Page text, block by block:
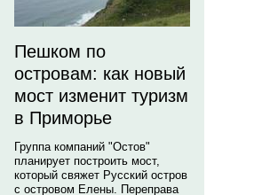
Пешком по
островам: как новый
мост изменит туризм
в Приморье
Группа компаний "Остов"
планирует построить мост,
который свяжет Русский остров
с островом Елены. Переправа